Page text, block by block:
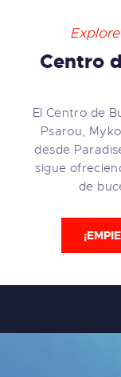
Centro
El Centro de
Psarou,
desde
sigue
de